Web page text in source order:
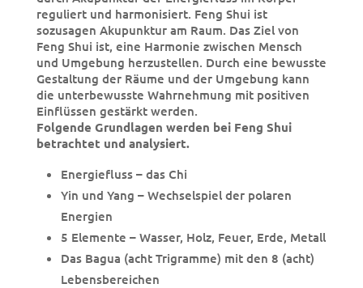
reguliert und harmonisiert. Feng Shui ist
sozusagen Akupunktur am Raum. Das Ziel von
Feng Shui ist, eine Harmonie zwischen Mensch
und Umgebung herzustellen. Durch eine bewusste
Gestaltung der Räume und der Umgebung kann
die unterbewusste Wahrnehmung mit positiven
Einflüssen gestärkt werden.
Folgende Grundlagen werden bei Feng Shui
betrachtet und analysiert.
Energiefluss – das Chi
Yin und Yang – Wechselspiel der polaren
Energien
5 Elemente – Wasser, Holz, Feuer, Erde, Metall
Das Bagua (acht Trigramme) mit den 8 (acht)
Lebensbereichen